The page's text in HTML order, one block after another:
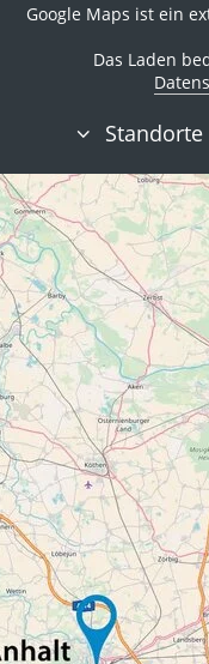
Google Maps ist ein
Das Laden